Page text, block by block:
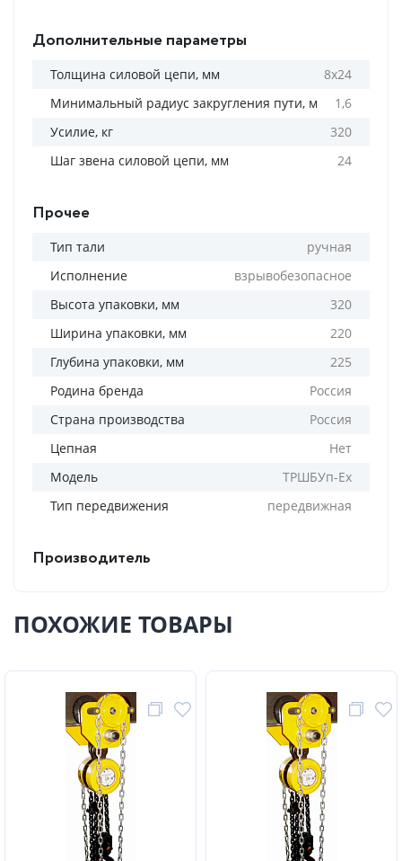
Дополнительные параметры
Толщина силовой цепи, мм
8х24
Минимальный радиус закругления пути, м
1,6
Усилие, кг
320
Шаг звена силовой цепи, мм
24
Прочее
Тип тали
ручная
Исполнение
взрывобезопасное
Высота упаковки, мм
320
Ширина упаковки, мм
220
Глубина упаковки, мм
225
Родина бренда
Россия
Страна производства
Россия
Цепная
Нет
Модель
ТРШБУп-Ех
Тип передвижения
передвижная
Производитель
ПОХОЖИЕ ТОВАРЫ